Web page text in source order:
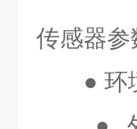
传感器参
● 环